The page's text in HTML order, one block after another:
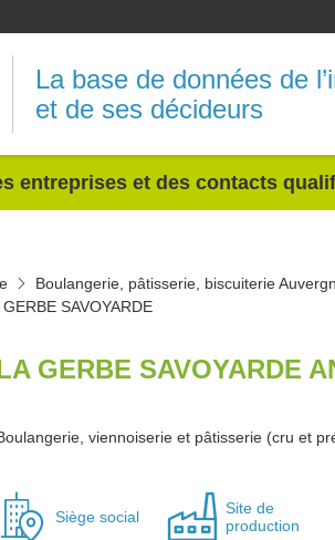
La base de données de
et de ses décideurs
entreprises et des contacts
Boulangerie, pâtisserie, biscuiterie
GERBE SAVOYARDE
GERBE SAVOYARDE
viennoiserie et pâtisserie (cru et
Siège social
Site de
production